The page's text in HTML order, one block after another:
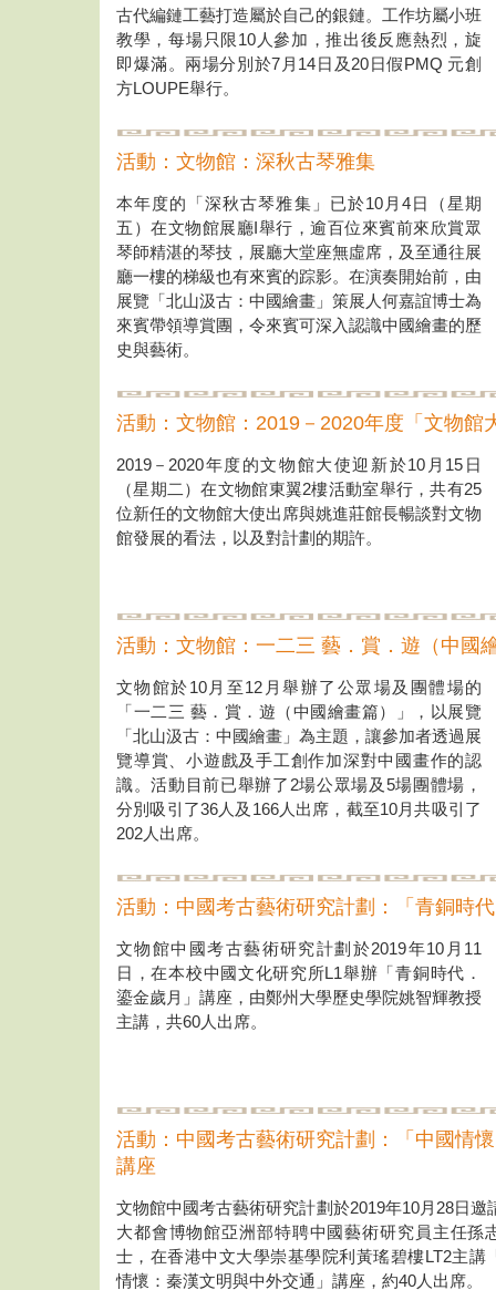
古代編鏈工藝打造屬於自己的銀鏈。工作坊屬小班
教學，每場只限10人參加，推出後反應熱烈，旋
即爆滿。兩場分別於7月14日及20日假PMQ 元創
方LOUPE舉行。
活動：文物館：深秋古琴雅集
本年度的「深秋古琴雅集」已於10月4日（星期
五）在文物館展廳I舉行，逾百位來賓前來欣賞眾
琴師精湛的琴技，展廳大堂座無虛席，及至通往展
廳一樓的梯級也有來賓的踪影。在演奏開始前，由
展覽「北山汲古：中國繪畫」策展人何嘉誼博士為
來賓帶領導賞團，令來賓可深入認識中國繪畫的歷
史與藝術。
活動：文物館：2019－2020年度「文物館
2019－2020年度的文物館大使迎新於10月15日
（星期二）在文物館東翼2樓活動室舉行，共有25
位新任的文物館大使出席與姚進莊館長暢談對文物
館發展的看法，以及對計劃的期許。
活動：文物館：一二三 藝．賞．遊（中國
文物館於10月至12月舉辦了公眾場及團體場的
「一二三 藝．賞．遊（中國繪畫篇）」，以展覽
「北山汲古：中國繪畫」為主題，讓參加者透過展
覽導賞、小遊戲及手工創作加深對中國畫作的認
識。活動目前已舉辦了2場公眾場及5場團體場，
分別吸引了36人及166人出席，截至10月共吸引了
202人出席。
活動：中國考古藝術研究計劃：「青銅時
文物館中國考古藝術研究計劃於2019年10月11
日，在本校中國文化研究所L1舉辦「青銅時代．
鎏金歲月」講座，由鄭州大學歷史學院姚智輝教授
主講，共60人出席。
活動：中國考古藝術研究計劃：「中國情
講座
文物館中國考古藝術研究計劃於2019年10月28日邀
大都會博物館亞洲部特聘中國藝術研究員主任孫
士，在香港中文大學崇基學院利黃瑤碧樓LT2主講
情懷：秦漢文明與中外交通」講座，約40人出席。